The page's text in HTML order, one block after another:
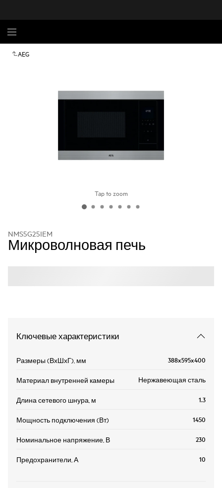
AEG
Tap to zoom
NMS5G25IEM
Микроволновая печь
Ключевые характеристики
Размеры (ВхШхГ), мм 388x595x400
Материал внутренней камеры Нержавеющая сталь
Длина сетевого шнура, м 1.3
Мощность подключения (Вт) 1450
Номинальное напряжение, В 230
Предохранители, А 10